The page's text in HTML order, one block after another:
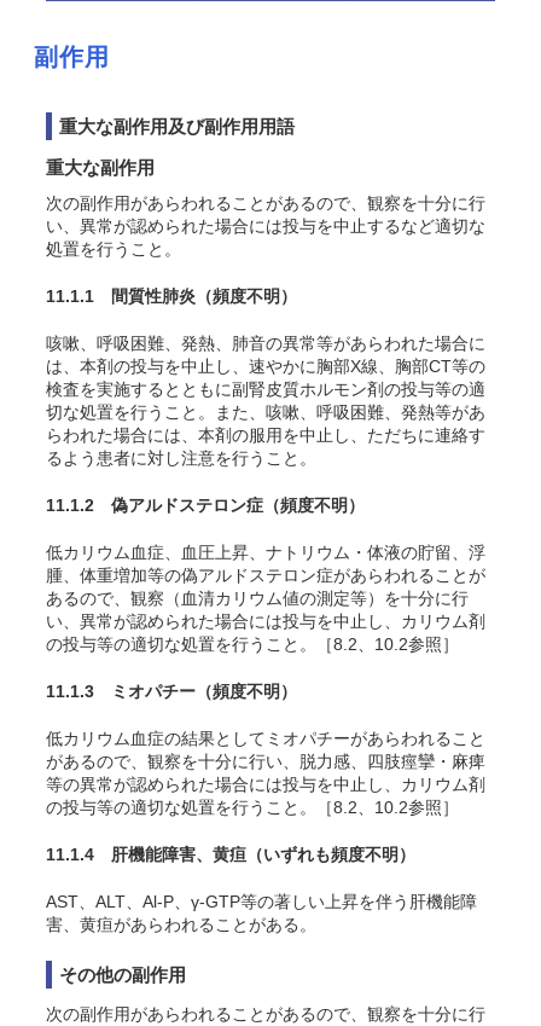
副作用
重大な副作用及び副作用用語
重大な副作用
次の副作用があらわれることがあるので、観察を十分に行
い、異常が認められた場合には投与を中止するなど適切な
処置を行うこと。
11.1.1 間質性肺炎 （頻度不明）
咳嗽、呼吸困難、発熱、肺音の異常等があらわれた場合に
は、本剤の投与を中止し、速やかに胸部X線、胸部CT等の
検査を実施するとともに副腎皮質ホルモン剤の投与等の適
切な処置を行うこと。また、咳嗽、呼吸困難、発熱等があ
らわれた場合には、本剤の服用を中止し、ただちに連絡す
るよう患者に対し注意を行うこと。
11.1.2 偽アルドステロン症 （頻度不明）
低カリウム血症、血圧上昇、ナトリウム・体液の貯留、浮
腫、体重増加等の偽アルドステロン症があらわれることが
あるので、観察（血清カリウム値の測定等）を十分に行
い、異常が認められた場合には投与を中止し、カリウム剤
の投与等の適切な処置を行うこと。［8.2、10.2参照］
11.1.3 ミオパチー （頻度不明）
低カリウム血症の結果としてミオパチーがあらわれること
があるので、観察を十分に行い、脱力感、四肢痙攣・麻痺
等の異常が認められた場合には投与を中止し、カリウム剤
の投与等の適切な処置を行うこと。［8.2、10.2参照］
11.1.4 肝機能障害、黄疸 （いずれも頻度不明）
AST、ALT、Al-P、γ-GTP等の著しい上昇を伴う肝機能障
害、黄疸があらわれることがある。
その他の副作用
次の副作用があらわれることがあるので、観察を十分に行